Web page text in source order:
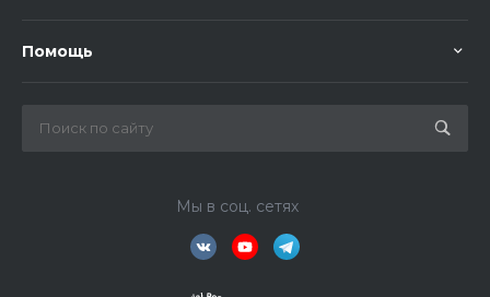
Помощь
Мы в соц. сетях